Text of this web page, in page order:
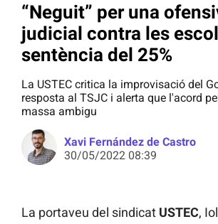
“Neguit” per una
judicial contra les
sentència del 25%
La USTEC critica la improvisació del
resposta al TSJC i alerta que l'acord
massa ambigu
Xavi Fernández de Castro
30/05/2022 08:39
La portaveu del sindicat USTEC,